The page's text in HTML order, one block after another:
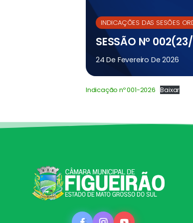
INDICAÇÕES DAS SESÕES
SESSÃO Nº
24 De Fevereiro De 2026
Indicação nº 001-2026 Baixar